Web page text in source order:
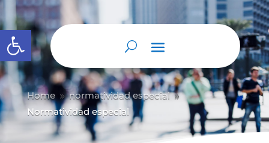
Abrir barra de herramientas
Home 9 normatividad especial 9
Normatividad especial